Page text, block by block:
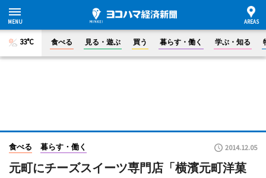
33°C 食べる 見る・遊ぶ 買う 暮らす・働く 学ぶ・知る
食べる 暮らす・働く 2014.12.05
元町にチーズスイーツ専門店「横濱元町洋菓